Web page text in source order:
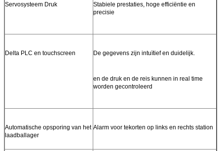
Servosysteem Druk
Stabiele prestaties, hoge efficiëntie en
precisie
Delta PLC en touchscreen De gegevens zijn intuïtief en duidelijk.
en de druk en de reis kunnen in real time
worden gecontroleerd
Automatische opsporing van het
laadballager
Alarm voor tekorten op links en rechts station